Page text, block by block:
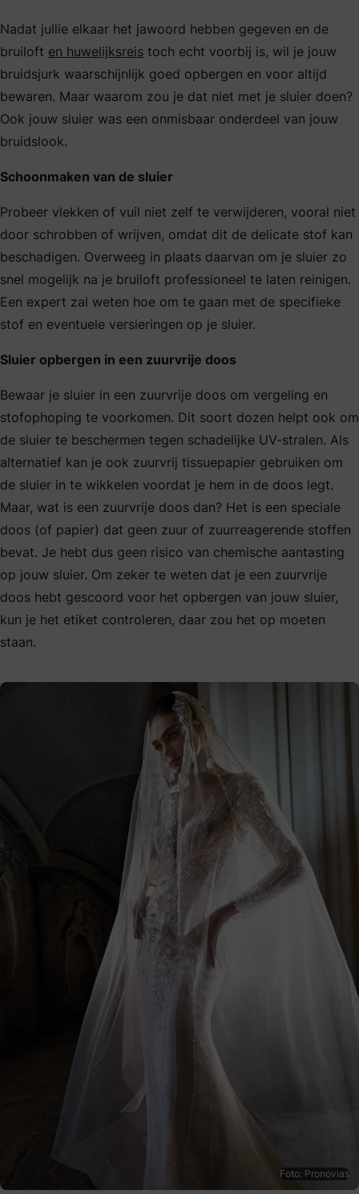
Nadat jullie elkaar het jawoord hebben gegeven en de
bruiloft en huwelijksreis toch echt voorbij is, wil je jouw
bruidsjurk waarschijnlijk goed opbergen en voor altijd
bewaren. Maar waarom zou je dat niet met je sluier doen?
Ook jouw sluier was een onmisbaar onderdeel van jouw
bruidslook.
Schoonmaken van de sluier
Probeer vlekken of vuil niet zelf te verwijderen, vooral niet
door schrobben of wrijven, omdat dit de delicate stof kan
beschadigen. Overweeg in plaats daarvan om je sluier zo
snel mogelijk na je bruiloft professioneel te laten reinigen.
Een expert zal weten hoe om te gaan met de specifieke
stof en eventuele versieringen op je sluier.
Sluier opbergen in een zuurvrije doos
Bewaar je sluier in een zuurvrije doos om vergeling en
stofophoping te voorkomen. Dit soort dozen helpt ook om
de sluier te beschermen tegen schadelijke UV-stralen. Als
alternatief kan je ook zuurvrij tissuepapier gebruiken om
de sluier in te wikkelen voordat je hem in de doos legt.
Maar, wat is een zuurvrije doos dan? Het is een speciale
doos (of papier) dat geen zuur of zuurreagerende stoffen
bevat. Je hebt dus geen risico van chemische aantasting
op jouw sluier. Om zeker te weten dat je een zuurvrije
doos hebt gescoord voor het opbergen van jouw sluier,
kun je het etiket controleren, daar zou het op moeten
staan.
Foto: Pronovias